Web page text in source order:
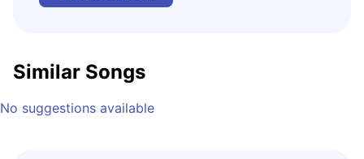
Similar Songs
No suggestions available